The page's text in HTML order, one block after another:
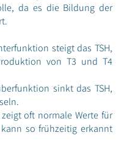
da es die Bildung der
steigt das TSH,
von T3 und T4
sinkt das TSH,
oft normale Werte für
so frühzeitig erkannt